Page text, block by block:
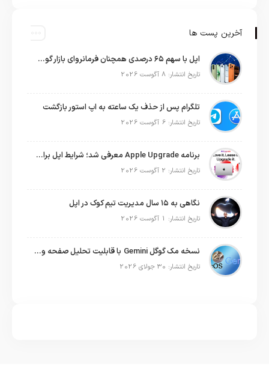
آخرین پست ها
اپل با سهم ۶۵ درصدی همچنان فرمانروای بازار گوشی‌های پریمیوم جهان است
تاریخ انتشار: 8 آگوست 2026
تلگرام پس از حذف یک ساعته به اپ استور بازگشت
تاریخ انتشار: 6 آگوست 2026
برنامه Apple Upgrade معرفی شد؛ شرایط اپل برای اجاره آیفون، آیپد، مک و اپل واچ
تاریخ انتشار: 2 آگوست 2026
نگاهی به ۱۵ سال مدیریت تیم کوک در اپل
تاریخ انتشار: 1 آگوست 2026
نسخه مک گوگل Gemini با قابلیت تحلیل صفحه و دستورات صوتی در به‌روزرسانی جدید
تاریخ انتشار: 30 جولای 2026